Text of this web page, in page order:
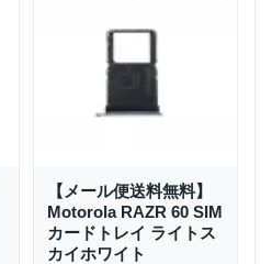
【メール便送料無料】
Motorola RAZR 60 SIM
カードトレイ ライトス
カイホワイト